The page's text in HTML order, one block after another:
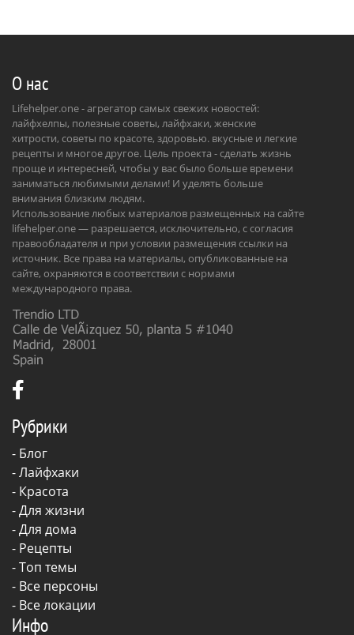
О нас
Lifehelper.one - агрегатор самых свежих новостей:
лайфхелпы, полезные советы, лайфхаки, женские
хитрости, советы по красоте, здоровью. вкусные и легкие
рецепты и многое другое. Цель проекта - сделать жизнь
проще и интересней, чтобы у вас было больше времени
заниматься любимыми делами! И уделять больше
внимания близким людям.
Использование любых материалов размещенных на сайте
lifehelper.one — разрешается, исключительно, с согласия
правообладателя и при условии размещения ссылки на
источник. Все права на материалы, опубликованные на
сайте, охраняются в соответствии с нормами
международного права.
Рубрики
- Блог
-Лайфхаки
- Красота
-Для жизни
-Для дома
- Рецепты
- Топ темы
- Все персоны
- Все локации
Инфо